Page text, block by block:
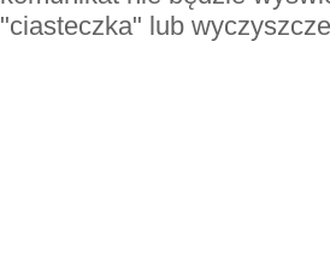
"ciasteczka" lub